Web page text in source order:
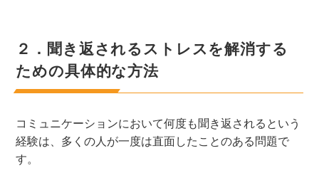
２．聞き返されるストレスを解消する
ための具体的な方法
コミュニケーションにおいて何度も聞き返されるという
経験は、多くの人が一度は直面したことのある問題で
す。